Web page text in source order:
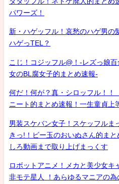
パワーズ！
新・ハゲッフル！哀愁のハゲ男の
ハゲっTEL？
こじ！コジッフル@！-レズっ娘
女のBL腐女子的まとめ速報-
何だ！何が？真・シロッフル
ニート的まとめ速報！一生童貞上
男装スケバン女子！スケッフルま
きっ!！ビー玉のおいぬさん的ま
しろ動画まで取り上げまっくす
ロボットアニメ！メカと美少女キ
非モテ星人 ！あらゆるマニアの為